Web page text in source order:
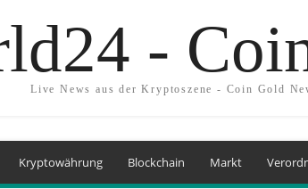
-
Live News aus der Kryptoszene - Coin Gold
Kryptowährung Blockchain Markt